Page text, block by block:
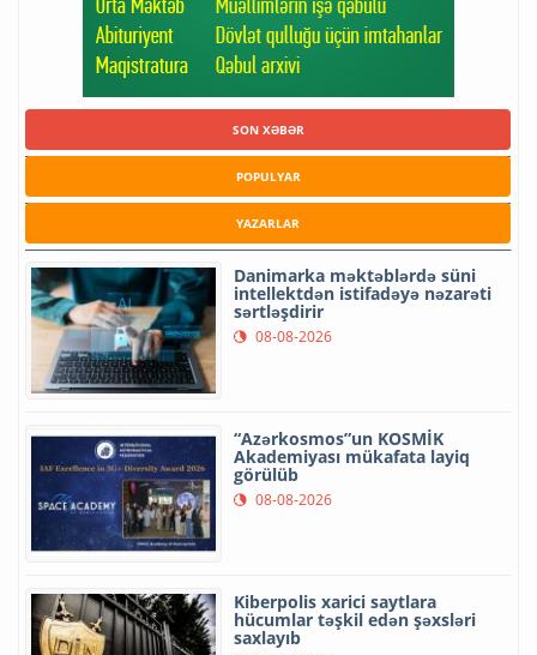
SON XƏBƏR
POPULYAR
YAZARLAR
Danimarka məktəblərdə süni
intellektdən istifadəyə nəzarəti
sərtləşdirir
08-08-2026
“Azərkosmos”un KOSMİK
Akademiyası mükafata layiq
görülüb
08-08-2026
Kiberpolis xarici saytlara
hücumlar təşkil edən şəxsləri
saxlayıb